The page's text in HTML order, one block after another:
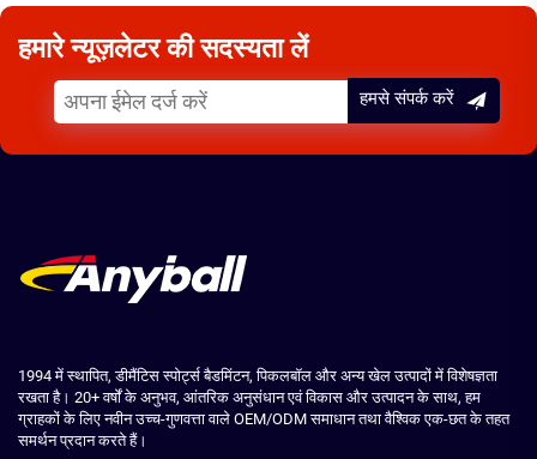
हमारे न्यूज़लेटर की सदस्यता लें
हमसे संपर्क करें
1994 में स्थापित, डीमैंटिस स्पोर्ट्स बैडमिंटन, पिकलबॉल और अन्य खेल उत्पादों में विशेषज्ञता
रखता है। 20+ वर्षों के अनुभव, आंतरिक अनुसंधान एवं विकास और उत्पादन के साथ, हम
ग्राहकों के लिए नवीन उच्च-गुणवत्ता वाले OEM/ODM समाधान तथा वैश्विक एक-छत के तहत
समर्थन प्रदान करते हैं।